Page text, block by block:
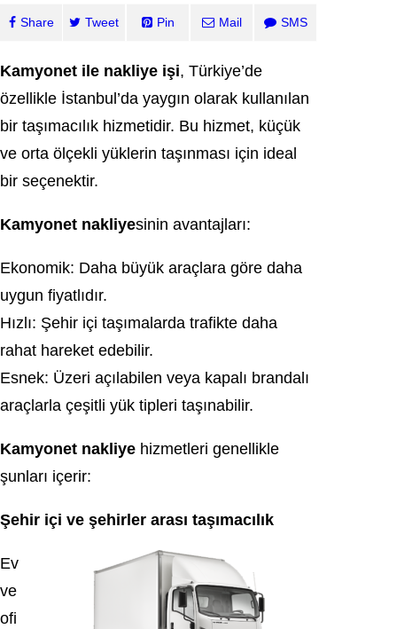
Share Tweet Pin Mail SMS
Kamyonet ile nakliye işi, Türkiye’de
özellikle İstanbul’da yaygın olarak kullanılan
bir taşımacılık hizmetidir. Bu hizmet, küçük
ve orta ölçekli yüklerin taşınması için ideal
bir seçenektir.
Kamyonet nakliyesinin avantajları:
Ekonomik: Daha büyük araçlara göre daha
uygun fiyatlıdır.
Hızlı: Şehir içi taşımalarda trafikte daha
rahat hareket edebilir.
Esnek: Üzeri açılabilen veya kapalı brandalı
araçlarla çeşitli yük tipleri taşınabilir.
Kamyonet nakliye hizmetleri genellikle
şunları içerir:
Şehir içi ve şehirler arası taşımacılık
Ev
ve
ofi